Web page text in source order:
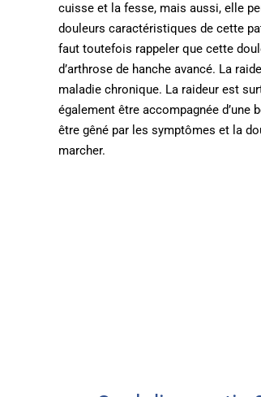
cuisse et la fesse, mais aussi, elle
douleurs caractéristiques de cette
faut toutefois rappeler que cette
d’arthrose de hanche avancé. La
maladie chronique. La raideur est
également être accompagnée d’une
être gêné par les symptômes et la
marcher.